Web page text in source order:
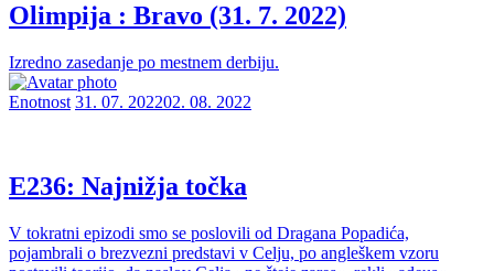
Olimpija : Bravo (31. 7. 2022)
Izredno zasedanje po mestnem derbiju.
Enotnost 31. 07. 202202. 08. 2022
E236: Najnižja točka
V tokratni epizodi smo se poslovili od Dragana Popadića,
pojambrali o brezvezni predstavi v Celju, po angleškem vzoru